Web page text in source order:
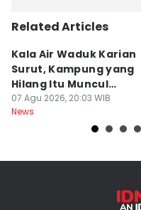
Related Articles
Kala Air Waduk Karian
Surut, Kampung yang
Hilang Itu Muncul
Kembali
07 Agu 2026, 20:03 WIB
News